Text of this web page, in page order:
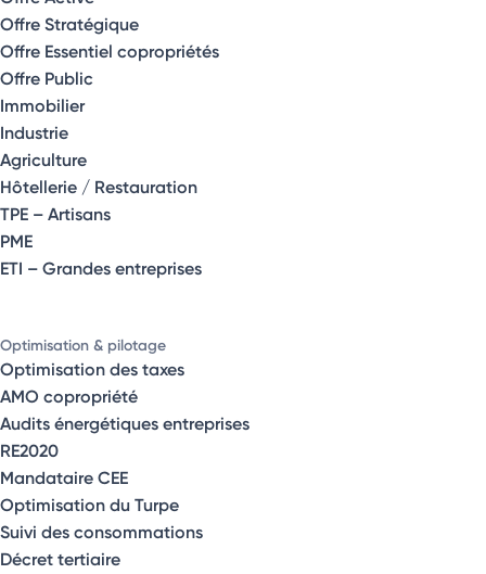
Offre Stratégique
Offre Essentiel copropriétés
Offre Public
Immobilier
Industrie
Agriculture
Hôtellerie / Restauration
TPE – Artisans
PME
ETI – Grandes entreprises
Optimisation & pilotage
Optimisation des taxes
AMO copropriété
Audits énergétiques entreprises
RE2020
Mandataire CEE
Optimisation du Turpe
Suivi des consommations
Décret tertiaire